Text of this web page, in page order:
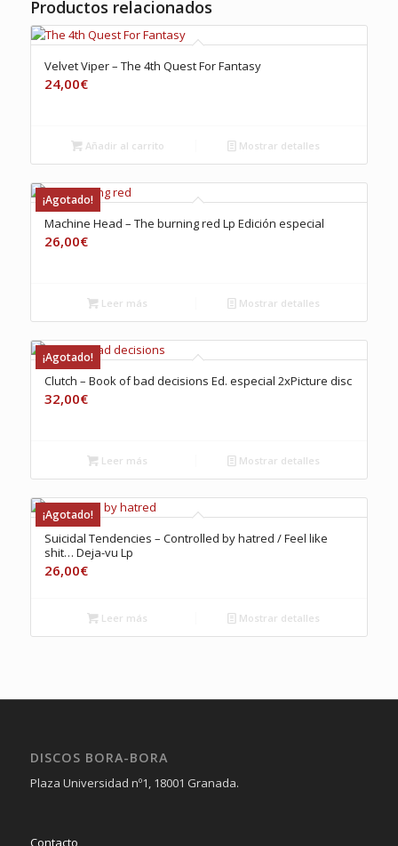
Productos relacionados
Velvet Viper – The 4th Quest For Fantasy
24,00€
Añadir al carrito Mostrar detalles
¡Agotado!
Machine Head – The burning red Lp Edición especial
26,00€
Leer más Mostrar detalles
¡Agotado!
Clutch – Book of bad decisions Ed. especial 2xPicture disc
32,00€
Leer más Mostrar detalles
¡Agotado!
Suicidal Tendencies – Controlled by hatred / Feel like
shit… Deja-vu Lp
26,00€
Leer más Mostrar detalles
DISCOS BORA-BORA
Plaza Universidad nº1, 18001 Granada.
Contacto